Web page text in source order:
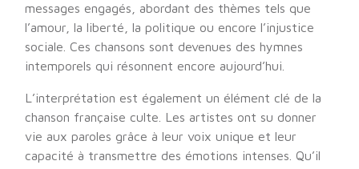
messages engagés, abordant des thèmes tels que
l’amour, la liberté, la politique ou encore l’injustice
sociale. Ces chansons sont devenues des hymnes
intemporels qui résonnent encore aujourd’hui.
L’interprétation est également un élément clé de la
chanson française culte. Les artistes ont su donner
vie aux paroles grâce à leur voix unique et leur
capacité à transmettre des émotions intenses. Qu’il